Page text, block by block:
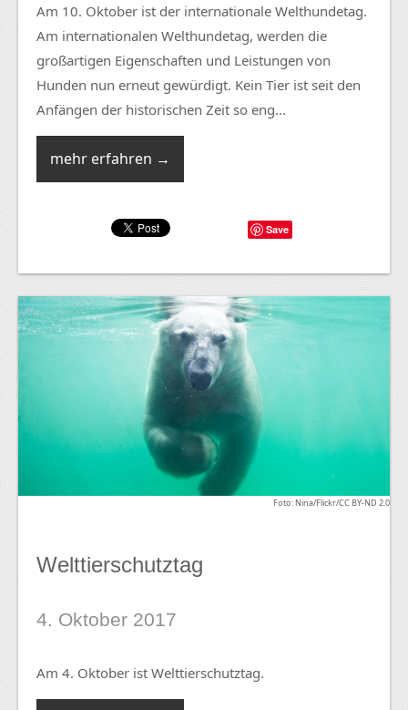
Am 10. Oktober ist der internationale Welthundetag.
Am internationalen Welthundetag, werden die
großartigen Eigenschaften und Leistungen von
Hunden nun erneut gewürdigt. Kein Tier ist seit den
Anfängen der historischen Zeit so eng...
mehr erfahren →
Save
Foto: Nina/Flickr/CC BY-ND 2.0
Welttierschutztag
4. Oktober 2017
Am 4. Oktober ist Welttierschutztag.